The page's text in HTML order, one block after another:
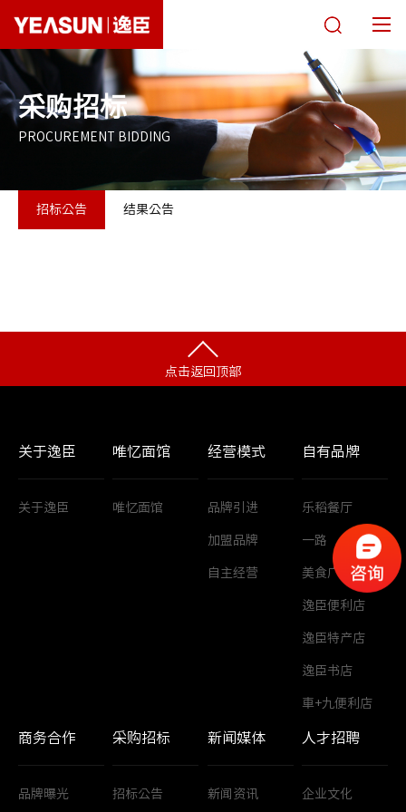
采购招标
PROCUREMENT BIDDING
招标公告 结果公告
点击返回顶部
关于逸臣
关于逸臣
唯忆面馆
唯忆面馆
经营模式
品牌引进
加盟品牌
自主经营
自有品牌
乐稻餐厅
一路
美食广场
逸臣便利店
逸臣特产店
逸臣书店
車+九便利店
商务合作
品牌曝光
采购招标
招标公告
新闻媒体
新闻资讯
人才招聘
企业文化
关于逸臣
唯忆面馆
经营模式
新闻媒体
联系我们